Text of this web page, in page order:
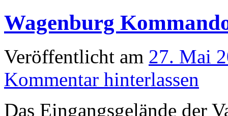
Wagenburg
Veröffentlicht am 27. Mai
Kommentar hinterlassen
Das Eingangsgelände der